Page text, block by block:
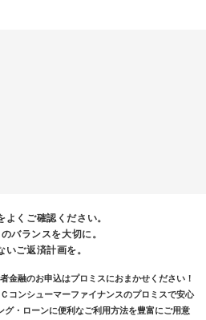
よくご確認ください。
バランスを大切に。
いご返済計画を。
金融のお申込はプロミスにおまかせください！
コンシューマーファイナンスのプロミスで安心
・ローンに便利なご利用方法を豊富にご用意